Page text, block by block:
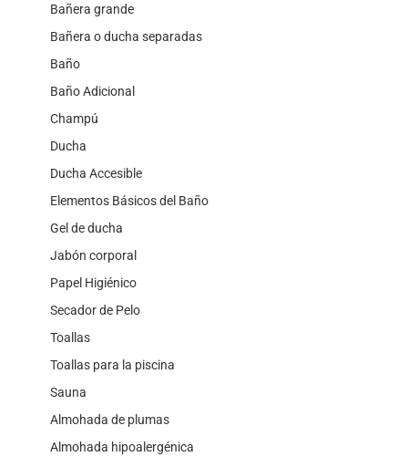
Bañera grande
Bañera o ducha separadas
Baño
Baño Adicional
Champú
Ducha
Ducha Accesible
Elementos Básicos del Baño
Gel de ducha
Jabón corporal
Papel Higiénico
Secador de Pelo
Toallas
Toallas para la piscina
Sauna
Almohada de plumas
Almohada hipoalergénica